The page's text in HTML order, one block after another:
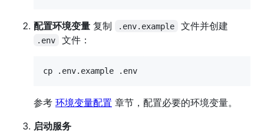
配置环境变量 复制 .env.example 文件并创建
.env 文件：
cp .env.example .env
参考 环境变量配置 章节，配置必要的环境变量。
启动服务